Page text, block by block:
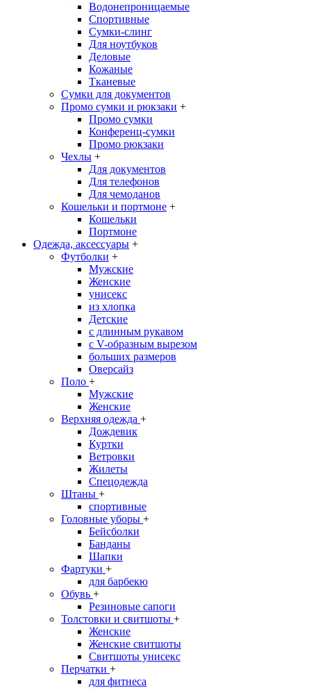
Водонепроницаемые
Спортивные
Сумки-слинг
Для ноутбуков
Деловые
Кожаные
Тканевые
Сумки для документов
Промо сумки и рюкзаки +
Промо сумки
Конференц-сумки
Промо рюкзаки
Чехлы +
Для документов
Для телефонов
Для чемоданов
Кошельки и портмоне +
Кошельки
Портмоне
Одежда, аксессуары +
Футболки +
Мужские
Женские
унисекс
из хлопка
Детские
с длинным рукавом
с V-образным вырезом
больших размеров
Оверсайз
Поло +
Мужские
Женские
Верхняя одежда +
Дождевик
Куртки
Ветровки
Жилеты
Спецодежда
Штаны +
спортивные
Головные уборы +
Бейсболки
Банданы
Шапки
Фартуки +
для барбекю
Обувь +
Резиновые сапоги
Толстовки и свитшоты +
Женские
Женские свитшоты
Свитшоты унисекс
Перчатки +
для фитнеса